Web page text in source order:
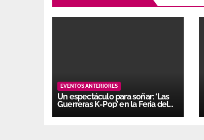
EVENTOS ANTERIORES
Un espectáculo para soñar: ‘Las
Guerreras K-Pop’ en la Feria del